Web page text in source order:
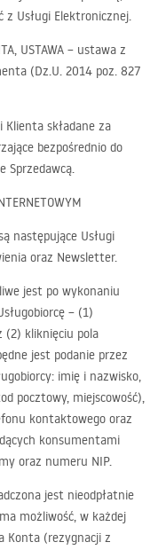
Usługi Elektronicznej.
, USTAWA – ustawa z
(Dz.U. 2014 poz. 827
Klienta składane za
bezpośrednio do
Sprzedawcą.
następujące Usługi
oraz Newsletter.
jest po wykonaniu
– (1)
(2) kliknięciu pola
jest podanie przez
imię i nazwisko,
pocztowy, miejscowość),
kontaktowego oraz
konsumentami
oraz numeru NIP.
jest nieodpłatnie
możliwość, w każdej
Konta (rezygnacji z